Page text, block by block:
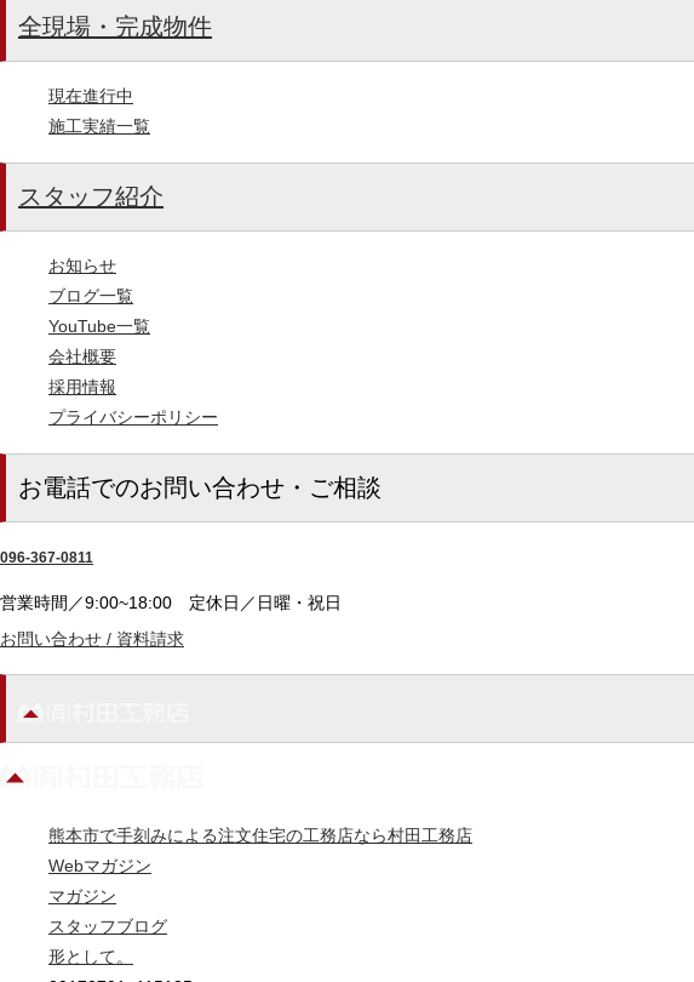
全現場・完成物件
現在進行中
施工実績一覧
スタッフ紹介
お知らせ
ブログ一覧
YouTube一覧
会社概要
採用情報
プライバシーポリシー
お電話でのお問い合わせ・ご相談
096-367-0811
営業時間／9:00~18:00 定休日／日曜・祝日
お問い合わせ / 資料請求
熊本市で手刻みによる注文住宅の工務店なら村田工務店
Webマガジン
マガジン
スタッフブログ
形として。